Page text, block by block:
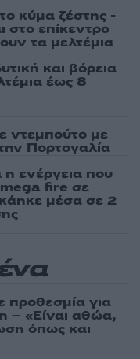
κύμα ζέστης -
στο επίκεντρο
τα μελτέμια
και βόρεια
έως 8
ντεμπούτο με
Πορτογαλία
η ενέργεια που
fire σε
μέσα σε 2
για
– «Είναι αθώα,
όπως και